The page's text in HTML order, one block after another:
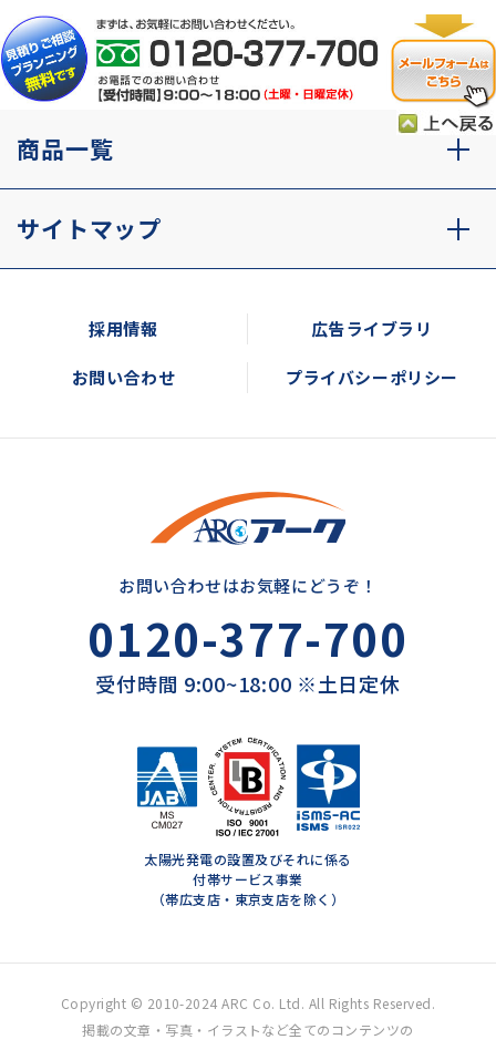
商品一覧
サイトマップ
採用情報 広告ライブラリ
お問い合わせ プライバシーポリシー
お問い合わせはお気軽にどうぞ！
0120-377-700
受付時間 9:00~18:00 ※土日定休
太陽光発電の設置及びそれに係る
付帯サービス事業
（帯広支店・東京支店を除く）
Copyright © 2010-2024 ARC Co. Ltd. All Rights Reserved.
掲載の文章・写真・イラストなど全てのコンテンツの